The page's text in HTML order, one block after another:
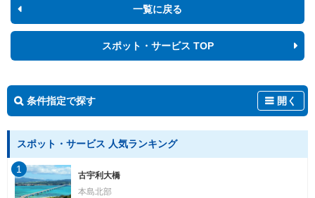
一覧に戻る
スポット・サービス TOP
条件指定で探す 開く
スポット・サービス 人気ランキング
古宇利大橋
本島北部
1